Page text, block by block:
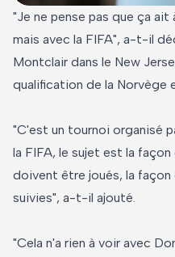
"Je ne pense pas que ça ait
mais avec la FIFA", a-t-il
Montclair dans le New
qualification de la Norvège
"C'est un tournoi organisé
la FIFA, le sujet est la
doivent être joués, la
suivies", a-t-il ajouté.
"Cela n'a rien à voir avec